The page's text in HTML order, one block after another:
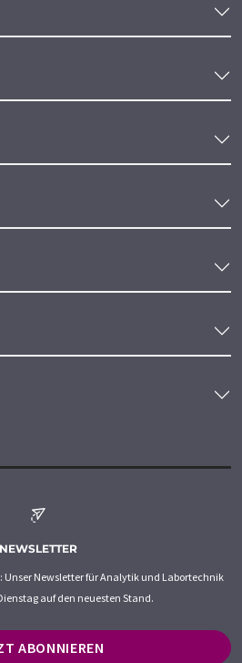
NEWSLETTER
Unser Newsletter für Analytik und Labortechnik
auf den neuesten Stand.
ABONNIEREN